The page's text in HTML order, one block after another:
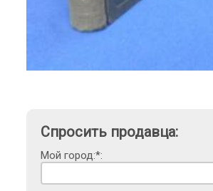
Спросить продавца:
Мой город:*: